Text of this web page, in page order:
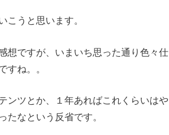
うと思います。
想ですが、いまいち思った通り色々仕
ね。。
ンツとか、１年あればこれくらいはや
なという反省です。